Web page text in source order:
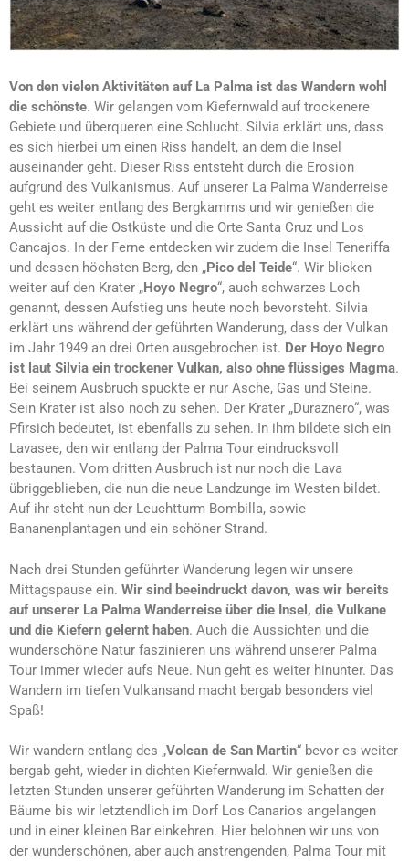
Von den vielen Aktivitäten auf La Palma ist das Wandern wohl
die schönste. Wir gelangen vom Kiefernwald auf trockenere
Gebiete und überqueren eine Schlucht. Silvia erklärt uns, dass
es sich hierbei um einen Riss handelt, an dem die Insel
auseinander geht. Dieser Riss entsteht durch die Erosion
aufgrund des Vulkanismus. Auf unserer La Palma Wanderreise
geht es weiter entlang des Bergkamms und wir genießen die
Aussicht auf die Ostküste und die Orte Santa Cruz und Los
Cancajos. In der Ferne entdecken wir zudem die Insel Teneriffa
und dessen höchsten Berg, den „Pico del Teide“. Wir blicken
weiter auf den Krater „Hoyo Negro“, auch schwarzes Loch
genannt, dessen Aufstieg uns heute noch bevorsteht. Silvia
erklärt uns während der geführten Wanderung, dass der Vulkan
im Jahr 1949 an drei Orten ausgebrochen ist. Der Hoyo Negro
ist laut Silvia ein trockener Vulkan, also ohne flüssiges Magma.
Bei seinem Ausbruch spuckte er nur Asche, Gas und Steine.
Sein Krater ist also noch zu sehen. Der Krater „Duraznero“, was
Pfirsich bedeutet, ist ebenfalls zu sehen. In ihm bildete sich ein
Lavasee, den wir entlang der Palma Tour eindrucksvoll
bestaunen. Vom dritten Ausbruch ist nur noch die Lava
übriggeblieben, die nun die neue Landzunge im Westen bildet.
Auf ihr steht nun der Leuchtturm Bombilla, sowie
Bananenplantagen und ein schöner Strand.
Nach drei Stunden geführter Wanderung legen wir unsere
Mittagspause ein. Wir sind beeindruckt davon, was wir bereits
auf unserer La Palma Wanderreise über die Insel, die Vulkane
und die Kiefern gelernt haben. Auch die Aussichten und die
wunderschöne Natur faszinieren uns während unserer Palma
Tour immer wieder aufs Neue. Nun geht es weiter hinunter. Das
Wandern im tiefen Vulkansand macht bergab besonders viel
Spaß!
Wir wandern entlang des „Volcan de San Martin“ bevor es weiter
bergab geht, wieder in dichten Kiefernwald. Wir genießen die
letzten Stunden unserer geführten Wanderung im Schatten der
Bäume bis wir letztendlich im Dorf Los Canarios angelangen
und in einer kleinen Bar einkehren. Hier belohnen wir uns von
der wunderschönen, aber auch anstrengenden, Palma Tour mit